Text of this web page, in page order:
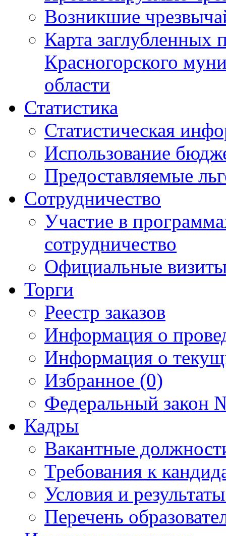
Возникшие
Карта
Красногорского
области
Статистика
Статистическая
Использование
Предоставляемые
Сотрудничество
Участие в
сотрудничество
Официальные
Торги
Реестр заказов
Информация о
Информация о
Избранное (0)
Федеральный закон
Кадры
Вакантные
Требования к
Условия и
Перечень